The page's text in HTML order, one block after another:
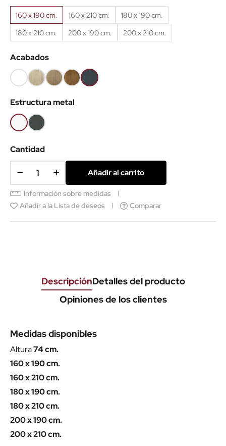
160 x 190 cm. 160 x 210 cm.
180 x 190 cm.
180 x 210 cm.
200 x 190 cm. 200 x 210 cm.
Acabados
Blanco
(EMB)
Roble
claro
(EMB)
Roble
Nuez
(EMB)
Roble
viejo
(EMB)
Antracita
(EMB)
Estructura metal
BlancoAntracita
Cantidad
Añadir al carrito
Información sobre medidas
Añadir a la Lista de deseos
Comparar
DescripciónDetalles del producto
Opiniones de los clientes
Medidas disponibles
Altura74 cm.
160 x 190 cm.
160 x 210 cm.
180 x 190 cm.
180 x 210 cm.
200 x 190 cm.
200 x 210 cm.